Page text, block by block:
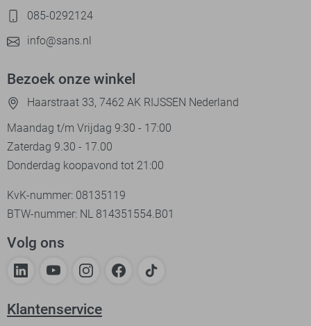
085-0292124
info@sans.nl
Bezoek onze winkel
Haarstraat 33, 7462 AK RIJSSEN Nederland
Maandag t/m Vrijdag 9:30 - 17:00
Zaterdag 9.30 - 17.00
Donderdag koopavond tot 21:00
KvK-nummer: 08135119
BTW-nummer: NL 814351554.B01
Volg ons
Klantenservice